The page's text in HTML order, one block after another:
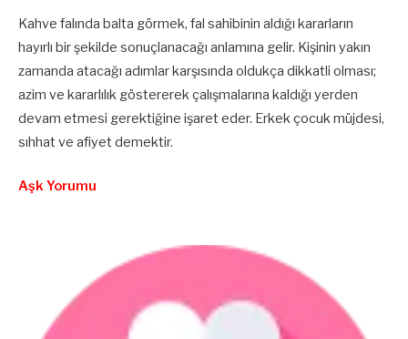
Kahve falında balta görmek, fal sahibinin aldığı kararların
hayırlı bir şekilde sonuçlanacağı anlamına gelir. Kişinin yakın
zamanda atacağı adımlar karşısında oldukça dikkatli olması;
azim ve kararlılık göstererek çalışmalarına kaldığı yerden
devam etmesi gerektiğine işaret eder. Erkek çocuk müjdesi,
sıhhat ve afiyet demektir.
Aşk Yorumu